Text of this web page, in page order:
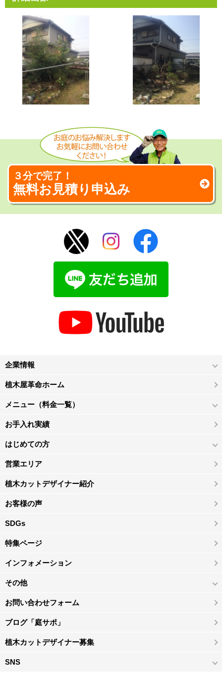
３分で完了！
無料お見積り申込み
企業情報
植木屋革命ホーム
メニュー（料金一覧）
お手入れ実績
はじめての方
営業エリア
植木カットデザイナー紹介
お客様の声
SDGs
特集ページ
インフォメーション
その他
お問い合わせフォーム
ブログ「庭サポ」
植木カットデザイナー募集
SNS